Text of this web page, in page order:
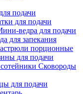
подачи
для подачи
ведра для подачи
для запекания
порционные
для подачи
Сковороды
для подачи